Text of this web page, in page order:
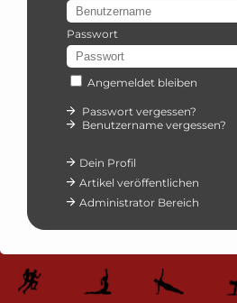
Passwort
Angemeldet bleiben
Passwort vergessen?
Benutzername vergessen?
Dein Profil
Artikel veröffentlichen
Administrator Bereich